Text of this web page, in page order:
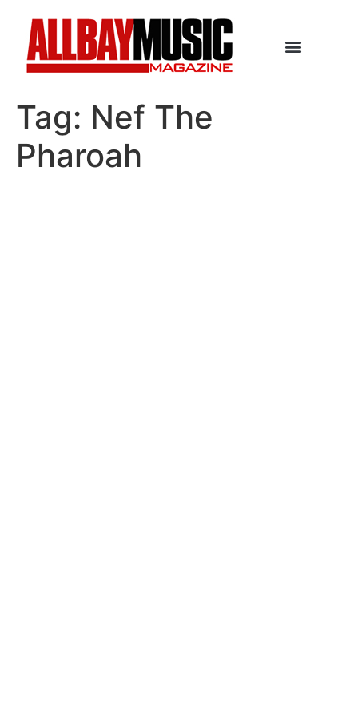
Tag: Nef The
Pharoah